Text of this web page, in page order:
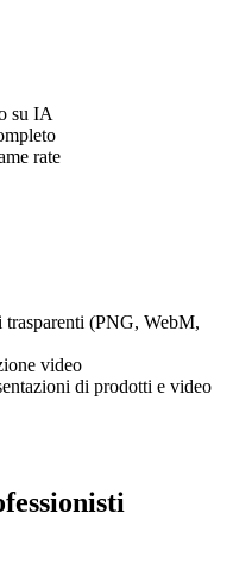
su IA
rate
(PNG, WebM,
video
di prodotti e video